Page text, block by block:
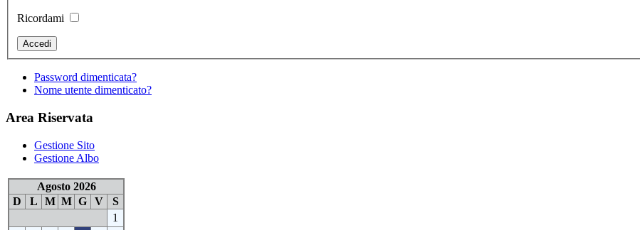
Ricordami
Password dimenticata?
Nome utente dimenticato?
Area Riservata
Gestione Sito
Gestione Albo
Agosto 2026
D
L M M G V
S
1